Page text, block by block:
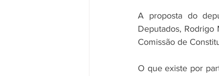
A proposta do
Deputados, Rodrigo
Comissão de
O que existe por